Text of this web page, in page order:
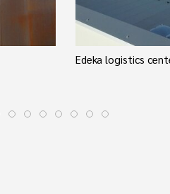
Edeka logistics